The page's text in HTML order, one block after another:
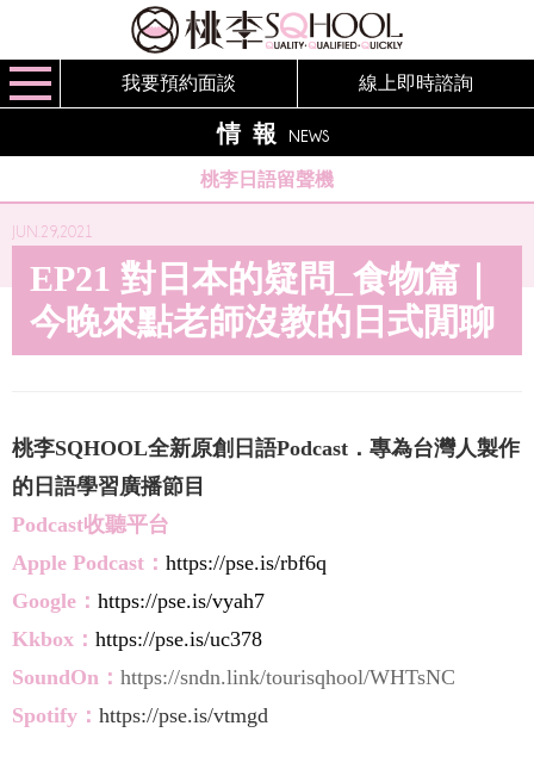
我要預約面談 線上即時諮詢
情報 NEWS
桃李日語留聲機
JUN.29,2021
EP21 對日本的疑問_食物篇｜
今晚來點老師沒教的日式閒聊
桃李SQHOOL全新原創日語Podcast．專為台灣人製作
的日語學習廣播節目
Podcast收聽平台
Apple Podcast： https://pse.is/rbf6q
Google： https://pse.is/vyah7
Kkbox： https://pse.is/uc378
SoundOn： https://sndn.link/tourisqhool/WHTsNC
Spotify： https://pse.is/vtmgd